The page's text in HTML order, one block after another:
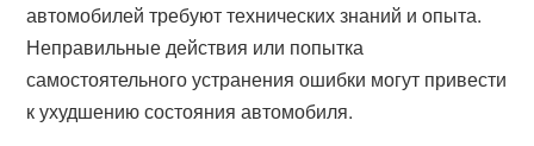
автомобилей требуют технических знаний и опыта.
Неправильные действия или попытка
самостоятельного устранения ошибки могут привести
к ухудшению состояния автомобиля.